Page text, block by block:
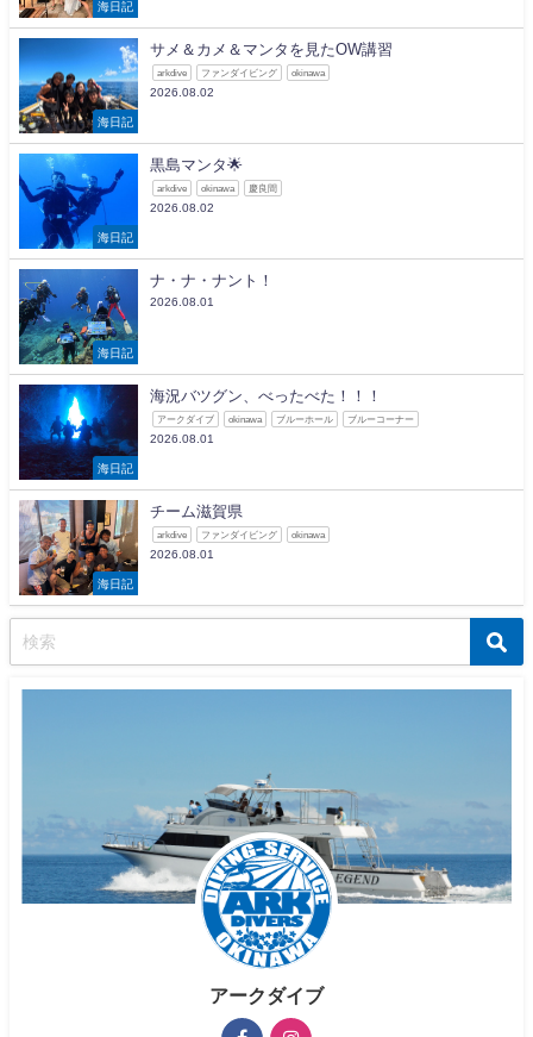
海日記
海日記
サメ＆カメ＆マンタを見たOW講習
arkdive ファンダイビング okinawa
2026.08.02
海日記
黒島マンタ🌟
arkdive okinawa 慶良間
2026.08.02
海日記
ナ・ナ・ナント！
2026.08.01
海日記
海況バツグン、べったべた！！！
アークダイブ okinawa ブルーホール ブルーコーナー
2026.08.01
海日記
チーム滋賀県
arkdive ファンダイビング okinawa
2026.08.01
アークダイブ